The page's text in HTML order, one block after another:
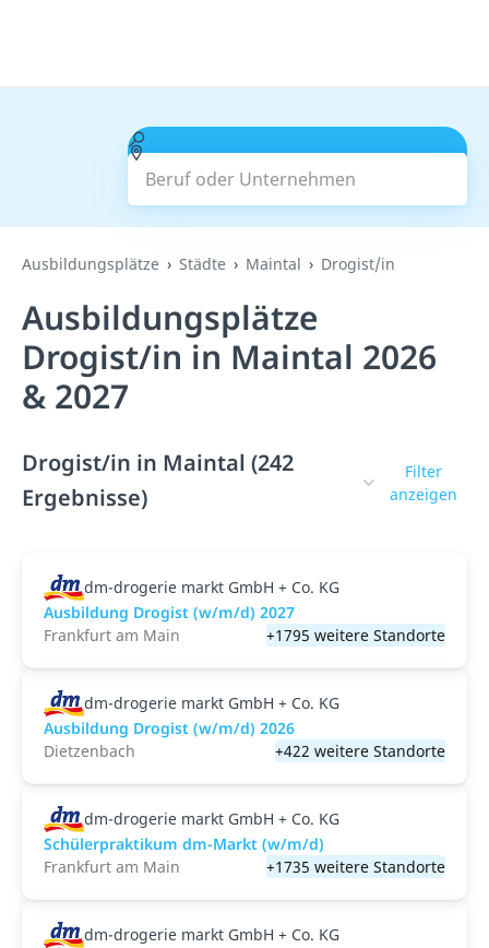
Beruf oder Unternehmen
Suchen
Ausbildungsplätze Städte Maintal Drogist/in
Ausbildungsplätze
Drogist/in in Maintal 2026
& 2027
Drogist/in in Maintal (242
Ergebnisse)
Filter
anzeigen
dm-drogerie markt GmbH + Co. KG
Ausbildung Drogist (w/m/d) 2027
Frankfurt am Main
+1795 weitere Standorte
dm-drogerie markt GmbH + Co. KG
Ausbildung Drogist (w/m/d) 2026
Dietzenbach
+422 weitere Standorte
dm-drogerie markt GmbH + Co. KG
Schülerpraktikum dm-Markt (w/m/d)
Frankfurt am Main
+1735 weitere Standorte
dm-drogerie markt GmbH + Co. KG